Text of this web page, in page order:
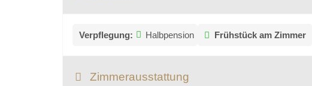
Verpflegung: Halbpension Frühstück am Zimmer
Zimmerausstattung